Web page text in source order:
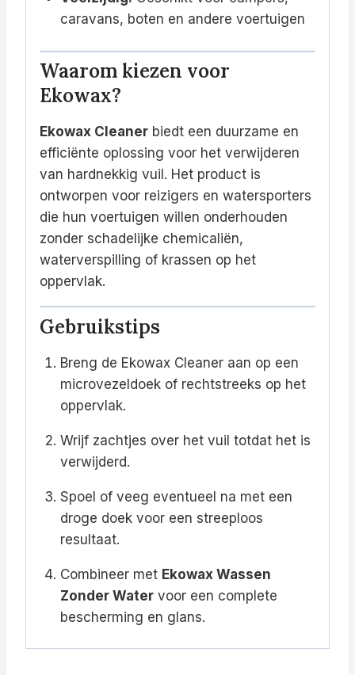
caravans, boten en andere voertuigen
Waarom kiezen voor
Ekowax?
Ekowax Cleaner biedt een duurzame en
efficiënte oplossing voor het verwijderen
van hardnekkig vuil. Het product is
ontworpen voor reizigers en watersporters
die hun voertuigen willen onderhouden
zonder schadelijke chemicaliën,
waterverspilling of krassen op het
oppervlak.
Gebruikstips
Breng de Ekowax Cleaner aan op een
microvezeldoek of rechtstreeks op het
oppervlak.
Wrijf zachtjes over het vuil totdat het is
verwijderd.
Spoel of veeg eventueel na met een
droge doek voor een streeploos
resultaat.
Combineer met Ekowax Wassen
Zonder Watervoor een complete
bescherming en glans.